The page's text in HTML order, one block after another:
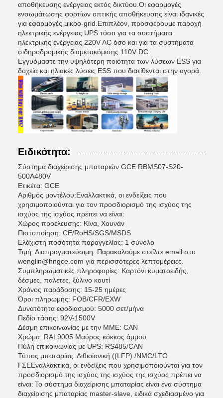
αποθήκευσης ενέργειας εκτός δικτύου.Οι εφαρμογές
ενσωμάτωσης φορτίων οπτικής αποθήκευσης είναι ιδανικές
για εφαρμογές μικρο-grid.Επιπλέον, προσφέρουμε παροχή
ηλεκτρικής ενέργειας UPS τόσο για τα συστήματα
ηλεκτρικής ενέργειας 220V AC όσο και για τα συστήματα
σιδηροδρομικής διαμετακόμισης 110V DC.
Εγγυόμαστε την υψηλότερη ποιότητα των λύσεων ESS για
δοχεία και ηλιακές λύσεις ESS που διατίθενται στην αγορά.
Ειδικότητα:
Σύστημα διαχείρισης μπαταριών GCE RBMS07-S20-
500A480V
Ετικέτα: GCE
Αριθμός μοντέλου:Εναλλακτικά, οι ενδείξεις που
χρησιμοποιούνται για τον προσδιορισμό της ισχύος της
ισχύος της ισχύος πρέπει να είναι:
Χώρος προέλευσης: Κίνα, Χουνάν
Πιστοποίηση: CE/RoHS/SGS/MSDS
Ελάχιστη ποσότητα παραγγελίας: 1 σύνολο
Τιμή: Διαπραγματεύσιμη. Παρακαλούμε στείλτε email στο
wenglin@hngce.com για περισσότερες λεπτομέρειες.
Συμπληρωματικές πληροφορίες: Καρτόνι κυματοειδής,
δέσμες, παλέτες, ξύλινο κουτί
Χρόνος παράδοσης: 15-25 ημέρες
Όροι πληρωμής: FOB/CFR/EXW
Δυνατότητα εφοδιασμού: 5000 σετ/μήνα
Πεδίο τάσης: 92V-1500V
Δέσμη επικοινωνίας με την ΜΜΕ: CAN
Χρώμα: RAL9005 Μαύρος κόκκος άμμου
Πύλη επικοινωνίας με UPS: RS485/CAN
Τύπος μπαταρίας: Λιθιοϊονική ((LFP) /NMC/LTO
ΓΣΕΕναλλακτικά, οι ενδείξεις που χρησιμοποιούνται για τον
προσδιορισμό της ισχύος της ισχύος της ισχύος πρέπει να
είναι: Το σύστημα διαχείρισης μπαταρίας είναι ένα σύστημα
διαχείρισης μπαταρίας master-slave, ειδικά σχεδιασμένο για